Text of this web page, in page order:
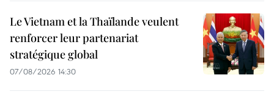
Le Vietnam et la Thaïlande veulent
renforcer leur partenariat
stratégique global
07/08/2026 14:30